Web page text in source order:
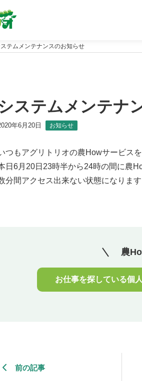
テムメンテナンスのお知らせ
ステムメンテナ
年6月20日 お知らせ
つもアグリトリオの農Howサービス
日6月20日23時半から24時の間に農
分間アクセス出来ない状態になります
農
お仕事を探している個
前の記事